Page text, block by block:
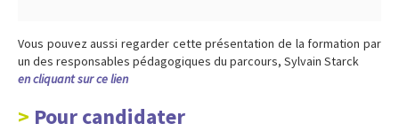
Vous pouvez aussi regarder cette présentation de la formation par
un des responsables pédagogiques du parcours, Sylvain Starck
en cliquant sur ce lien
Pour candidater